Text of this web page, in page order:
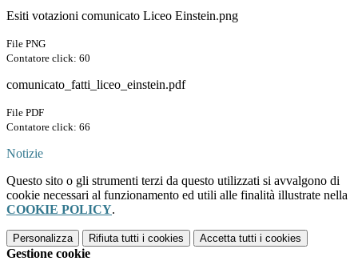
Esiti votazioni comunicato Liceo Einstein.png
File PNG
Contatore click: 60
comunicato_fatti_liceo_einstein.pdf
File PDF
Contatore click: 66
Notizie
Questo sito o gli strumenti terzi da questo utilizzati si avvalgono di
cookie necessari al funzionamento ed utili alle finalità illustrate nella
COOKIE POLICY.
Personalizza Rifiuta tutti i cookies Accetta tutti i cookies
Gestione cookie